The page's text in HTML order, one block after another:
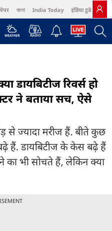
বাংলা India Today इंडिया टुडे हिंदी
Harper's Bazaar Northeast
डायबिटीज रिवर्स हो
ने बताया सच, ऐसे
से ज्यादा मरीज हैं. बीते कुछ
हैं. डायबिटीज के केस बढ़े हैं
का भी सोचते हैं, लेकिन क्या